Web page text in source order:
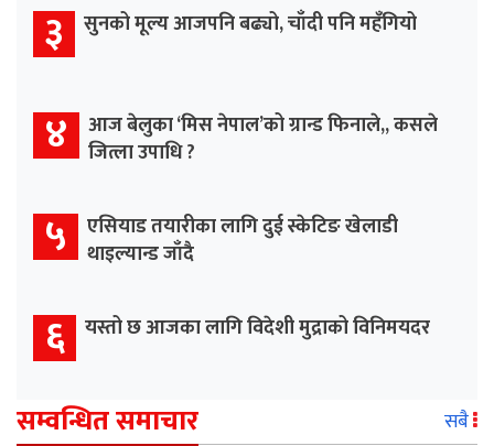
३ सुनको मूल्य आजपनि बढ्यो, चाँदी पनि महँगियो
४
आज बेलुका ‘मिस नेपाल’को ग्रान्ड फिनाले,, कसले
जित्ला उपाधि ?
५
एसियाड तयारीका लागि दुई स्केटिङ खेलाडी
थाइल्यान्ड जाँदै
६ यस्तो छ आजका लागि विदेशी मुद्राको विनिमयदर
सम्वन्धित समाचार सबै